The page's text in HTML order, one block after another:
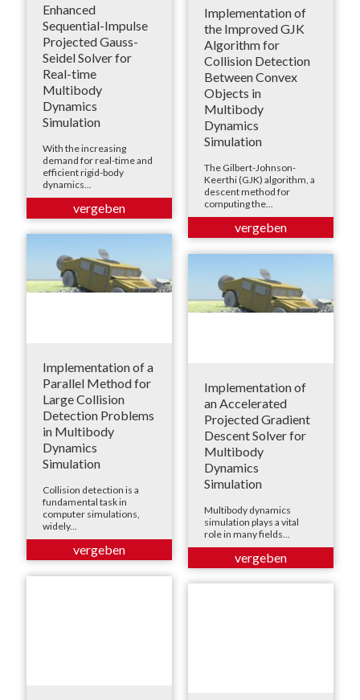
Enhanced
Sequential-Impulse
Projected Gauss-
Seidel Solver for
Real-time
Multibody
Dynamics
Simulation
With the increasing
demand for real-time and
efficient rigid-body
dynamics...
Implementation of
the Improved GJK
Algorithm for
Collision Detection
Between Convex
Objects in
Multibody
Dynamics
Simulation
The Gilbert-Johnson-
Keerthi (GJK) algorithm, a
descent method for
computing the...
Implementation of a
Parallel Method for
Large Collision
Detection Problems
in Multibody
Dynamics
Simulation
Collision detection is a
fundamental task in
computer simulations,
widely...
Implementation of
an Accelerated
Projected Gradient
Descent Solver for
Multibody
Dynamics
Simulation
Multibody dynamics
simulation plays a vital
role in many fields...